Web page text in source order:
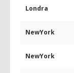
Londra
NewYork
NewYork